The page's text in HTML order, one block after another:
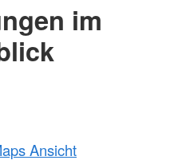
im
Ansicht